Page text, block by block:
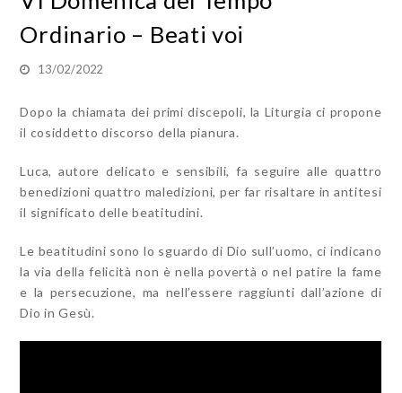
Ordinario – Beati voi
13/02/2022
Dopo la chiamata dei primi discepoli, la Liturgia ci propone
il cosiddetto discorso della pianura.
Luca, autore delicato e sensibili, fa seguire alle quattro
benedizioni quattro maledizioni, per far risaltare in antitesi
il significato delle beatitudini.
Le beatitudini sono lo sguardo di Dio sull’uomo, ci indicano
la via della felicità non è nella povertà o nel patire la fame
e la persecuzione, ma nell’essere raggiunti dall’azione di
Dio in Gesù.